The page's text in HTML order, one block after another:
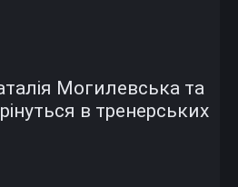
Могилевська та
в тренерських